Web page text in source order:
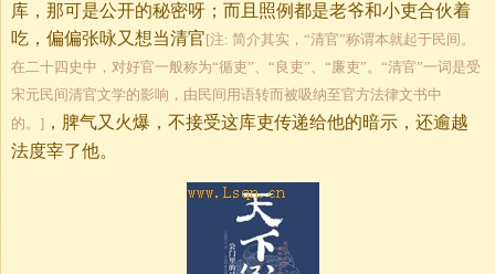
库，那可是公开的秘密呀；而且照例都是老爷和小吏合伙着
吃，偏偏张咏又想当清官[注: 简介其实，“清官”称谓本就起于民间。
在二十四史中，对好官一般称为“循吏”、“良吏”、“廉吏”。“清官”一词是受
宋元民间清官文学的影响，由民间用语转而被吸纳至官方法律文书中
的。] ，脾气又火爆，不接受这库吏传递给他的暗示，还逾越
法度宰了他。